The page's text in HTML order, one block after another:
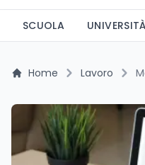
SCUOLA UNIVERSITÀ
Home Lavoro